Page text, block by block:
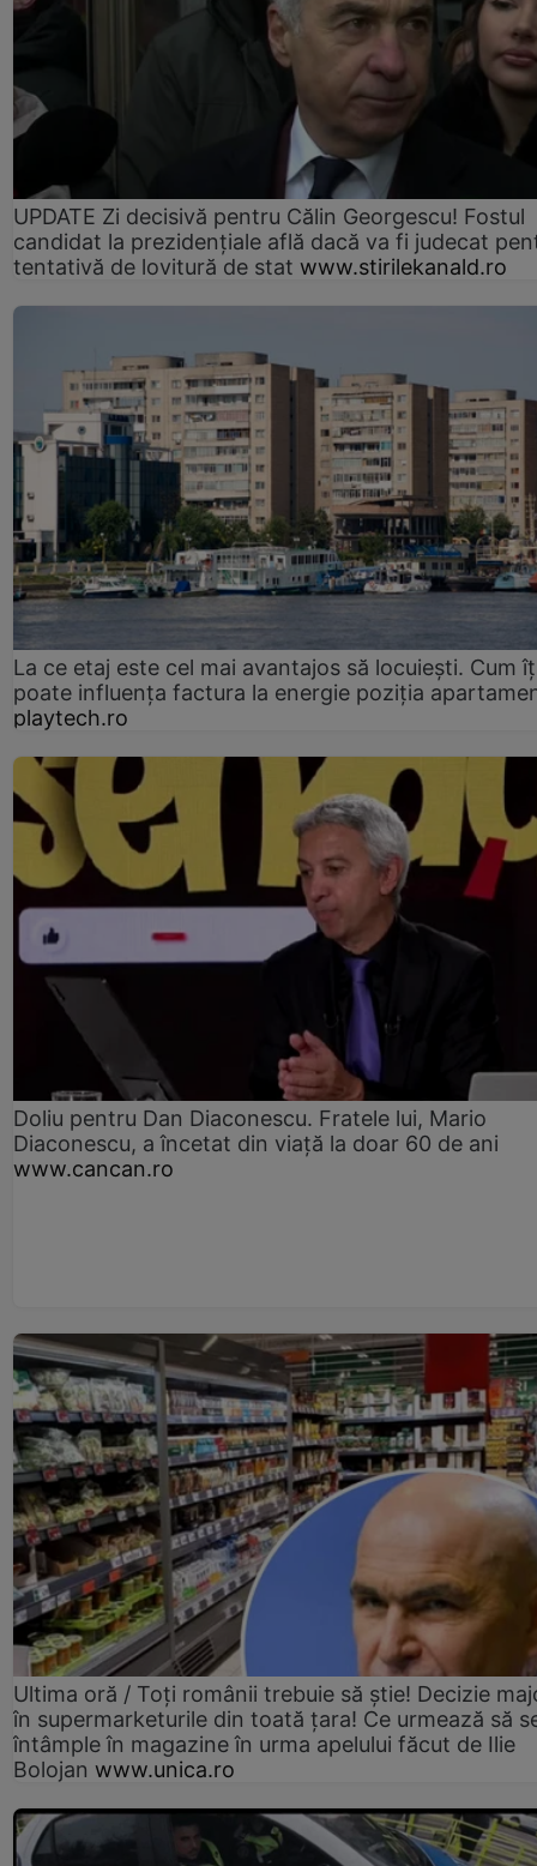
UPDATE Zi decisivă pentru Călin Georgescu! Fostul
candidat la prezidențiale află dacă va fi judecat
tentativă de lovitură de stat www.stirilekanald.ro
La ce etaj este cel mai avantajos să locuiești. Cum
poate influența factura la energie poziția
playtech.ro
Doliu pentru Dan Diaconescu. Fratele lui, Mario
Diaconescu, a încetat din viață la doar 60 de ani
www.cancan.ro
Ultima oră / Toți românii trebuie să știe! Decizie
în supermarketurile din toată țara! Ce urmează să
întâmple în magazine în urma apelului făcut de Ilie
Bolojan www.unica.ro